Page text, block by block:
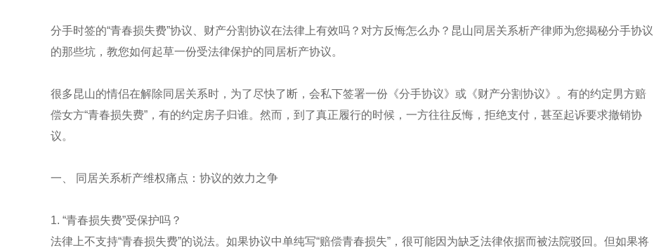
分手时签的“青春损失费”协议、财产分割协议在法律上有效吗？对方反悔怎么办？昆山同居关系析产律师为您揭秘分手协议
的那些坑，教您如何起草一份受法律保护的同居析产协议。
很多昆山的情侣在解除同居关系时，为了尽快了断，会私下签署一份《分手协议》或《财产分割协议》。有的约定男方赔
偿女方“青春损失费”，有的约定房子归谁。然而，到了真正履行的时候，一方往往反悔，拒绝支付，甚至起诉要求撤销协
议。
一、 同居关系析产维权痛点：协议的效力之争
1. “青春损失费”受保护吗？
法律上不支持“青春损失费”的说法。如果协议中单纯写“赔偿青春损失”，很可能因为缺乏法律依据而被法院驳回。但如果将